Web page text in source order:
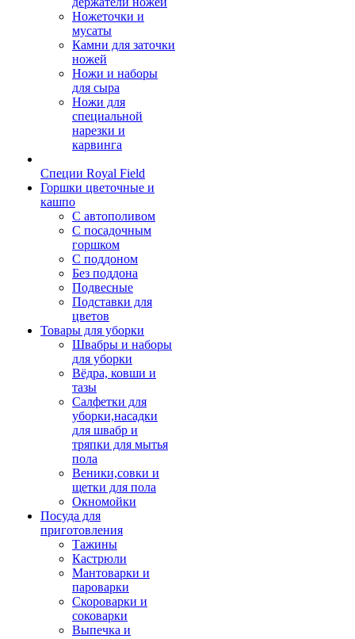
Ножеточки и
мусаты
Камни для заточки
ножей
Ножи и наборы
для сыра
Ножи для
специальной
нарезки и
карвинга
Специи Royal Field
Горшки цветочные и
кашпо
С автополивом
С посадочным
горшком
С поддоном
Без поддона
Подвесные
Подставки для
цветов
Товары для уборки
Швабры и наборы
для уборки
Вёдра, ковши и
тазы
Салфетки для
уборки,насадки
для швабр и
тряпки для мытья
пола
Веники,совки и
щетки для пола
Окномойки
Посуда для
приготовления
Тажины
Кастрюли
Мантоварки и
пароварки
Скороварки и
соковарки
Выпечка и